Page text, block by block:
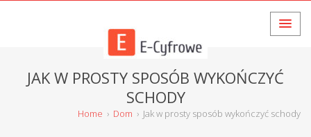
JAK W PROSTY SPOSÓB WYKOŃCZYĆ
SCHODY
Home › Dom › Jak w prosty sposób wykończyć schody